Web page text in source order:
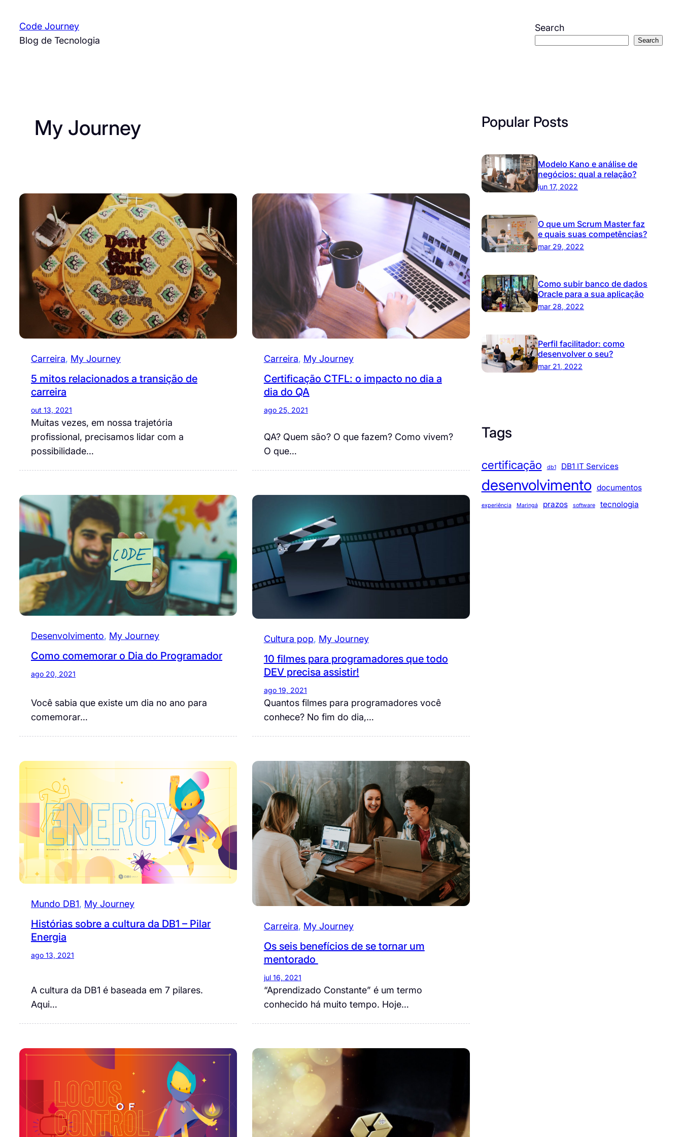
paraCode Journey
Blog de Tecnologia
Search
Search
My Journey
Carreira, My Journey
5 mitos relacionados a transição de
carreira
out 13, 2021
Muitas vezes, em nossa trajetória
profissional, precisamos lidar com a
possibilidade…
Carreira, My Journey
Certificação CTFL: o impacto no dia a
dia do QA
ago 25, 2021
QA? Quem são? O que fazem? Como vivem?
O que…
Desenvolvimento, My Journey
Como comemorar o Dia do Programador
ago 20, 2021
Você sabia que existe um dia no ano para
comemorar…
Cultura pop, My Journey
10 filmes para programadores que todo
DEV precisa assistir!
ago 19, 2021
Quantos filmes para programadores você
conhece? No fim do dia,…
Mundo DB1, My Journey
Histórias sobre a cultura da DB1 – Pilar
Energia
ago 13, 2021
A cultura da DB1 é baseada em 7 pilares.
Aqui…
Carreira, My Journey
Os seis benefícios de se tornar um
mentorado
jul 16, 2021
“Aprendizado Constante” é um termo
conhecido há muito tempo. Hoje…
Popular Posts
Modelo Kano e análise de
negócios: qual a relação?
jun 17, 2022
O que um Scrum Master faz
e quais suas competências?
mar 29, 2022
Como subir banco de dados
Oracle para a sua aplicação
mar 28, 2022
Perfil facilitador: como
desenvolver o seu?
mar 21, 2022
Tags
certificação db1 DB1 IT Services
desenvolvimento documentos
experiência Maringá prazos software tecnologia